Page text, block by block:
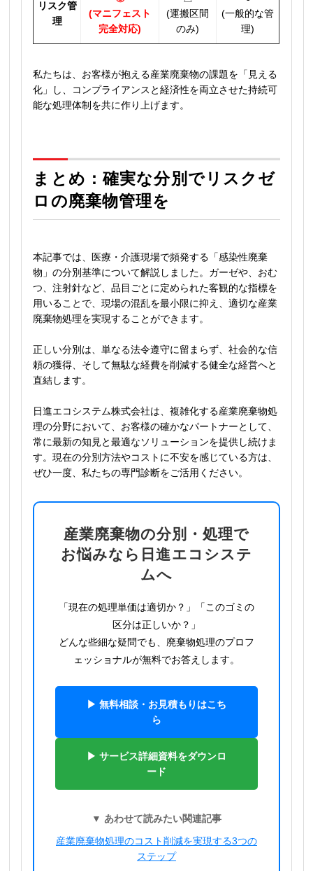
リスク管
理
(マニフェスト
完全対応)
(運搬区間
のみ)
(一般的な管
理)
私たちは、お客様が抱える産業廃棄物の課題を「見える
化」し、コンプライアンスと経済性を両立させた持続可
能な処理体制を共に作り上げます。
まとめ：確実な分別でリスクゼ
ロの廃棄物管理を
本記事では、医療・介護現場で頻発する「感染性廃棄
物」の分別基準について解説しました。ガーゼや、おむ
つ、注射針など、品目ごとに定められた客観的な指標を
用いることで、現場の混乱を最小限に抑え、適切な産業
廃棄物処理を実現することができます。
正しい分別は、単なる法令遵守に留まらず、社会的な信
頼の獲得、そして無駄な経費を削減する健全な経営へと
直結します。
日進エコシステム株式会社は、複雑化する産業廃棄物処
理の分野において、お客様の確かなパートナーとして、
常に最新の知見と最適なソリューションを提供し続けま
す。現在の分別方法やコストに不安を感じている方は、
ぜひ一度、私たちの専門診断をご活用ください。
産業廃棄物の分別・処理で
お悩みなら日進エコシステ
ムへ
「現在の処理単価は適切か？」「このゴミの
区分は正しいか？」
どんな些細な疑問でも、廃棄物処理のプロフ
ェッショナルが無料でお答えします。
▶ 無料相談・お見積もりはこち
ら
▶ サービス詳細資料をダウンロ
ード
▼ あわせて読みたい関連記事
産業廃棄物処理のコスト削減を実現する3つの
ステップ